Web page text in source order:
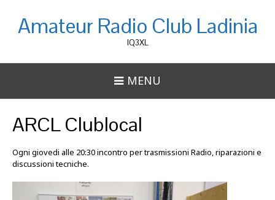
Amateur Radio Club Ladinia
IQ3XL
MENU
ARCL Clublocal
Ogni giovedi alle 20:30 incontro per trasmissioni Radio, riparazioni e
discussioni tecniche.